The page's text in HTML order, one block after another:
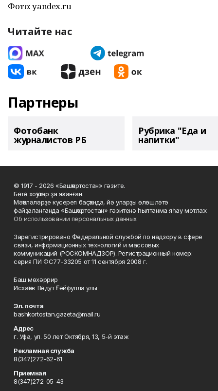
Фото: yandex.ru
Читайте нас
Партнеры
Фотобанк
журналистов РБ
Рубрика "Еда и
напитки"
© 1917 - 2026 «Башҡортостан» гәзите.
Бөтә хоҡуҡтар ҙа яҡланған.
Мәҡәләләрҙе күсереп баҫҡанда, йә уларҙы өлөшләтә
файҙаланғанда «Башҡортостан» гәзитенә һылтанма яһау мотлаҡ.
Об использовании персональных данных
Зарегистрировано Федеральной службой по надзору в сфере
связи, информационных технологий и массовых
коммуникаций (РОСКОМНАДЗОР). Регистрационный номер:
серия ПИ ФС77-33205 от 11 сентября 2008 г.
Баш мөхәррир
Исхаҡов Вәдүт Ғәйфулла улы
Эл. почта
bashkortostan.gazeta@mail.ru
Адрес
г. Уфа, ул. 50 лет Октября, 13, 5-й этаж
Рекламная служба
8(347)272-62-61
Приемная
8(347)272-05-43